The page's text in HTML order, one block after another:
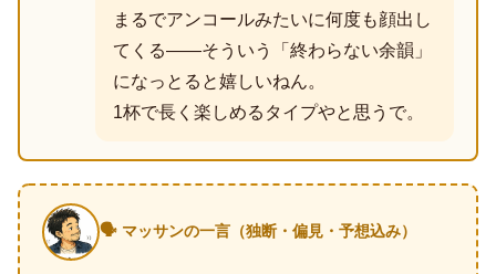
まるでアンコールみたいに何度も顔出し
てくる――そういう「終わらない余韻」
になっとると嬉しいねん。
1杯で長く楽しめるタイプやと思うで。
🗣️ マッサンの一言（独断・偏見・予想込み）